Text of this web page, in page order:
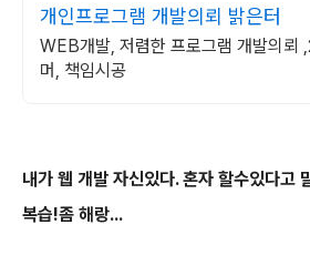
개인프로그램 개발의뢰 밝은터
WEB개발, 저렴한 프로그램 개발의뢰
머, 책임시공
내가 웹 개발 자신있다. 혼자 할수있다고
복습!좀 해랑...